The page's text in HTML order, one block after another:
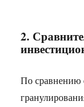
2.
По сравнению